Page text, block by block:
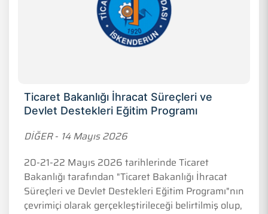
Ticaret Bakanlığı İhracat Süreçleri ve
Devlet Destekleri Eğitim Programı
DİĞER- 14 Mayıs 2026
20-21-22 Mayıs 2026 tarihlerinde Ticaret
Bakanlığı tarafından "Ticaret Bakanlığı İhracat
Süreçleri ve Devlet Destekleri Eğitim Programı"nın
çevrimiçi olarak gerçekleştirileceği belirtilmiş olup,